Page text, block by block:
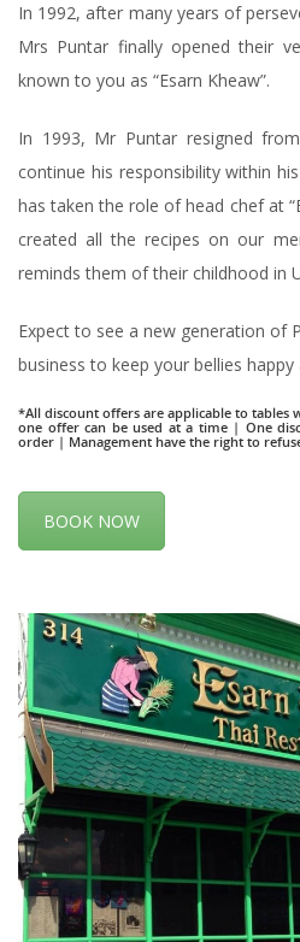
In 1992, after many years of
Mrs Puntar finally opened their
known to you as “Esarn Kheaw”.
In 1993, Mr Puntar resigned
continue his responsibility within
has taken the role of head chef at
created all the recipes on our
reminds them of their childhood in
Expect to see a new generation of
business to keep your bellies
*All discount offers are applicable to
one offer can be used at a time | One
order | Management have the right to
BOOK NOW